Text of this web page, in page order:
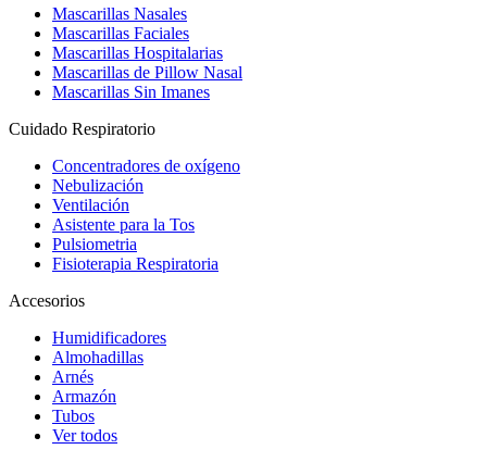
Mascarillas Nasales
Mascarillas Faciales
Mascarillas Hospitalarias
Mascarillas de Pillow Nasal
Mascarillas Sin Imanes
Cuidado Respiratorio
Concentradores de oxígeno
Nebulización
Ventilación
Asistente para la Tos
Pulsiometria
Fisioterapia Respiratoria
Accesorios
Humidificadores
Almohadillas
Arnés
Armazón
Tubos
Ver todos